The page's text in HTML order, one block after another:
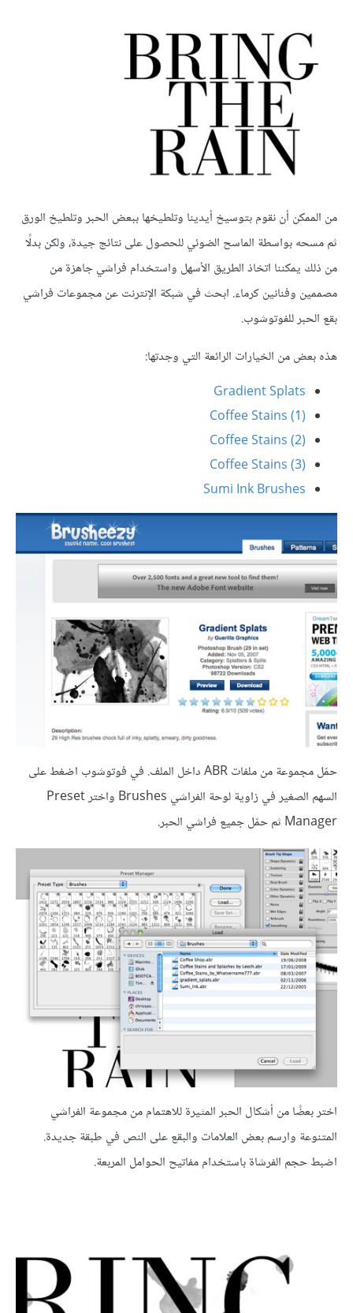
من الممكن أن نقوم بتوسيخ أيدينا وتلطيخها ببعض الحبر وتلطيخ الورق
ثم مسحه بواسطة الماسح الضوئي للحصول على نتائج جيدة، ولكن بدلًا
من ذلك يمكننا اتخاذ الطريق الأسهل واستخدام فراشي جاهزة من
مصممين وفنانين كرماء. ابحث في شبكة الإنترنت عن مجموعات فراشي
بقع الحبر للفوتوشوب.
هذه بعض من الخيارات الرائعة التي وجدتها:
Gradient Splats
(Coffee Stains (1
(Coffee Stains (2
(Coffee Stains (3
Sumi Ink Brushes
حمّل مجموعة من ملفات ABR داخل الملف. في فوتوشوب اضغط على
السهم الصغير في زاوية لوحة الفراشي Brushes واختر Preset
Manager ثم حمّل جميع فراشي الحبر.
اختر بعضًا من أشكال الحبر المثيرة للاهتمام من مجموعة الفراشي
المتنوعة وارسم بعض العلامات والبقع على النص في طبقة جديدة.
اضبط حجم الفرشاة باستخدام مفاتيح الحوامل المربعة.